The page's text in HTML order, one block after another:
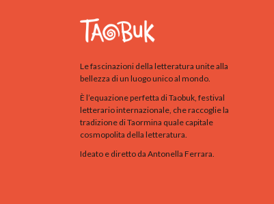
Le fascinazioni della letteratura unite alla
bellezza di un luogo unico al mondo.
È l’equazione perfetta di Taobuk, festival
letterario internazionale, che raccoglie la
tradizione di Taormina quale capitale
cosmopolita della letteratura.
Ideato e diretto da Antonella Ferrara.